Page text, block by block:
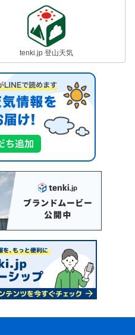
tenki.jp 登山天気